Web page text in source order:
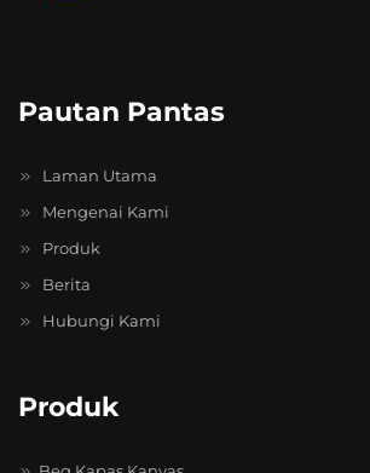
Pautan Pantas
Laman Utama
Mengenai Kami
Produk
Berita
Hubungi Kami
Produk